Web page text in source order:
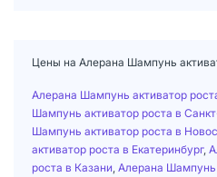
Цены на Алерана Шампунь
Алерана Шампунь активатор
Шампунь активатор роста в
Шампунь активатор роста в
активатор роста в Екатеринбург,
роста в Казани Алерана